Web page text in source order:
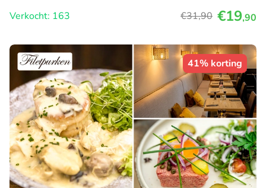
Verkocht: 163
€31,90 €19,90
41% korting